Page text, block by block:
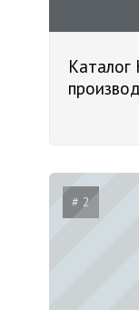
Каталог
# 2